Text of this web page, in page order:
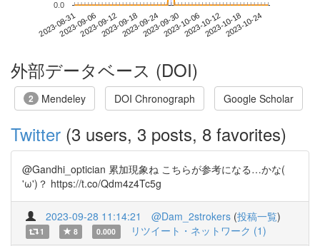
2023-08-312023-09-062023-09-122023-09-182023-09-242023-09-302023-10-062023-10-122023-10-182023-10-24
0.0
外部データベース (DOI)
2 Mendeley DOI Chronograph Google Scholar
Twitter (3 users, 3 posts, 8 favorites)
@Gandhi_optician 累加現象ね こちらが参考になる…かな(
'ω')？ https://t.co/Qdm4z4Tc5g
2023-09-28 11:14:21 @Dam_2strokers (投稿一覧)
1 8 0.000 リツイート・ネットワーク (1)